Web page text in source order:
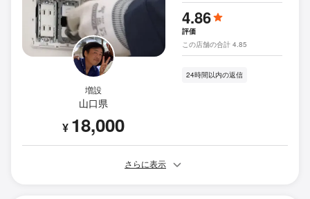
増設
山口県
¥ 18,000
4.86
評価
この店舗の合計 4.85
24時間以内の返信
さらに表示